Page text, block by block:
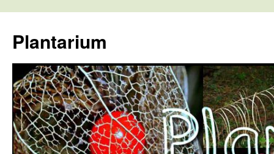
tartalomba
Plantarium